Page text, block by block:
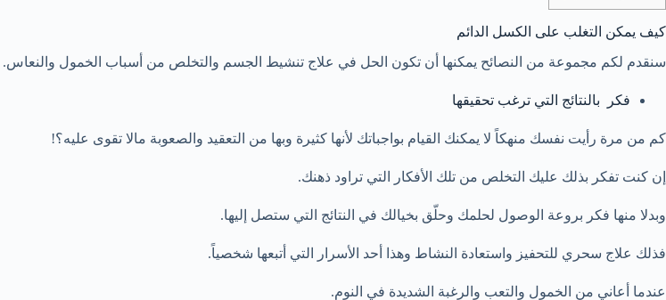
كيف يمكن التغلب على الكسل الدائم
سنقدم لكم مجموعة من النصائح يمكنها أن تكون الحل في علاج تنشيط الجسم والتخلص من أسباب الخمول والنعاس.
فكر بالنتائج التي ترغب تحقيقها
كم من مرة رأيت نفسك منهكاً لا يمكنك القيام بواجباتك لأنها كثيرة وبها من التعقيد والصعوبة مالا تقوى عليه؟!
إن كنت تفكر بذلك عليك التخلص من تلك الأفكار التي تراود ذهنك.
وبدلا منها فكر بروعة الوصول لحلمك وحلّق بخيالك في النتائج التي ستصل إليها.
فذلك علاج سحري للتحفيز واستعادة النشاط وهذا أحد الأسرار التي أتبعها شخصياً.
عندما أعاني من الخمول والتعب والرغبة الشديدة في النوم.